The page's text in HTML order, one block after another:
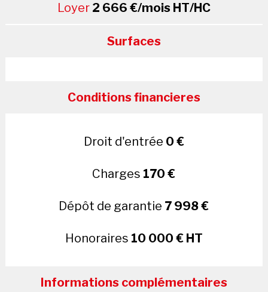
Loyer 2 666 €/mois HT/HC
Surfaces
Conditions financieres
Droit d'entrée 0 €
Charges 170 €
Dépôt de garantie 7 998 €
Honoraires 10 000 € HT
Informations complémentaires